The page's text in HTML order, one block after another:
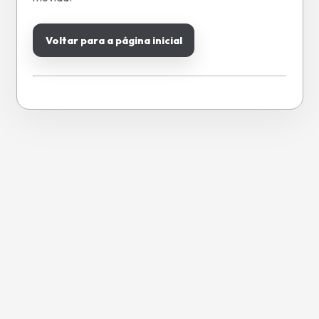
Voltar para a página inicial